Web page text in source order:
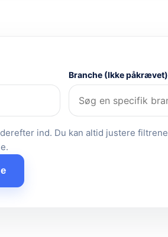
Branche (Ikke påkrævet)
ind. Du kan altid justere filtrene